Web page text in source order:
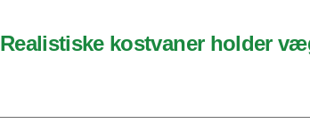
Realistiske kostvaner holder